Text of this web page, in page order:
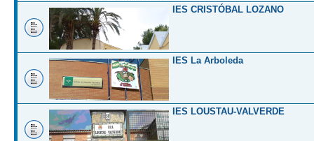
IES CRISTÓBAL LOZANO
IES La Arboleda
IES LOUSTAU-VALVERDE